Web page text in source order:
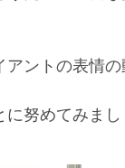
アントの表情
努めてみまし